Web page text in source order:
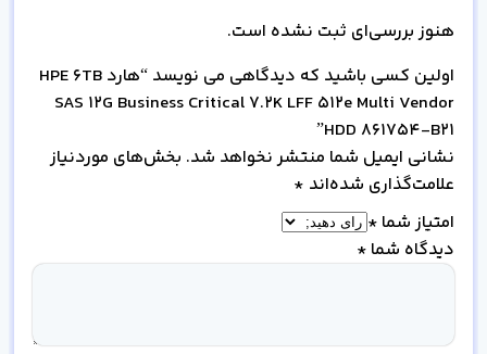
هنوز بررسی‌ای ثبت نشده است.
اولین کسی باشید که دیدگاهی می نویسد “هارد HPE 6TB
SAS 12G Business Critical 7.2K LFF 512e Multi Vendor
HDD 861754-B21”
نشانی ایمیل شما منتشر نخواهد شد. بخش‌های موردنیاز
علامت‌گذاری شده‌اند *
امتیاز شما *
دیدگاه شما *